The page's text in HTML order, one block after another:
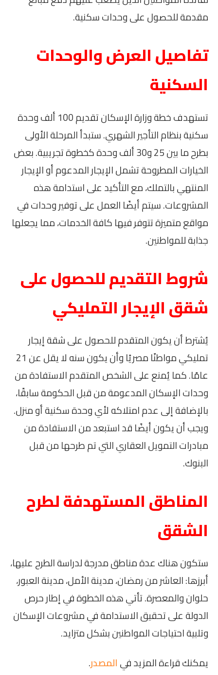
مقدمة للحصول على وحدات سكنية.
تفاصيل العرض والوحدات
السكنية
تستهدف خطة وزارة الإسكان تقديم 100 ألف وحدة
سكنية بنظام التأجير الشهري. ستبدأ المرحلة الأولى
بطرح ما بين 25 و30 ألف وحدة كخطوة تجريبية. بعض
الخيارات المطروحة تشمل الإيجار المدعوم أو الإيجار
المنتهي بالتملك، مع التأكيد على استدامة هذه
المشروعات. سيتم أيضًا العمل على توفير وحدات في
مواقع متميزة تتوفر فيها كافة الخدمات، مما يجعلها
جذابة للمواطنين.
شروط التقديم للحصول على
شقق الإيجار التمليكي
يُشترط أن يكون المتقدم للحصول على شقة إيجار
تمليكي مواطنًا مصريًا وأن يكون سنه لا يقل عن 21
عامًا. كما يُمنع على الشخص المتقدم الاستفادة من
وحدات الإسكان المدعومة من قبل الحكومة سابقًا،
بالإضافة إلى عدم امتلاكه لأي وحدة سكنية أو منزل.
ويجب أن يكون أيضًا قد استبعد من الاستفادة من
مبادرات التمويل العقاري التي تم طرحها من قبل
البنوك.
المناطق المستهدفة لطرح
الشقق
ستكون هناك عدة مناطق مدرجة لدراسة الطرح عليها،
أبرزها: العاشر من رمضان، مدينة الأمل، مدينة العبور،
حلوان والمعصرة. تأتي هذه الخطوة في إطار حرص
الدولة على تحقيق الاستدامة في مشروعات الإسكان
وتلبية احتياجات المواطنين بشكل متزايد.
يمكنك قراءة المزيد فيالمصدر.